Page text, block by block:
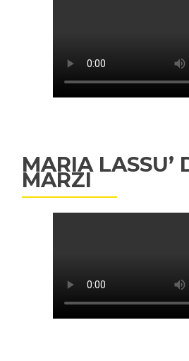
MARIA LASSU’
MARZI